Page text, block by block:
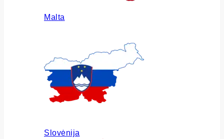
Malta
Slovėnija